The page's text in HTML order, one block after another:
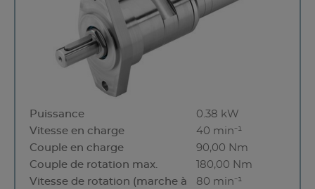
Puissance
0.38 kW
Vitesse en charge
40 min⁻¹
Couple en charge
90,00 Nm
Couple de rotation max.
180,00 Nm
Vitesse de rotation (marche à
80 min⁻¹